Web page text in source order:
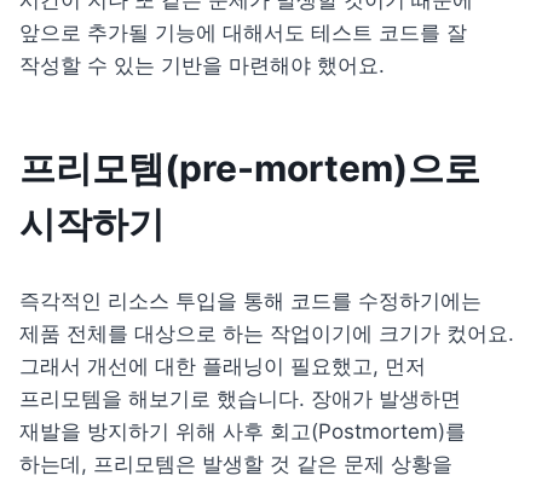
앞으로 추가될 기능에 대해서도 테스트 코드를 잘
작성할 수 있는 기반을 마련해야 했어요.
프리모템(pre-mortem)으로
시작하기
즉각적인 리소스 투입을 통해 코드를 수정하기에는
제품 전체를 대상으로 하는 작업이기에 크기가 컸어요.
프리모템을 해보기로 했습니다. 장애가 발생하면
재발을 방지하기 위해 사후 회고(Postmortem)를
하는데, 프리모템은 발생할 것 같은 문제 상황을